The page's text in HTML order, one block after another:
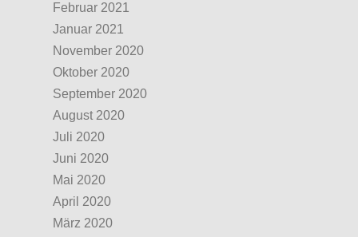
Februar 2021
Januar 2021
November 2020
Oktober 2020
September 2020
August 2020
Juli 2020
Juni 2020
Mai 2020
April 2020
März 2020